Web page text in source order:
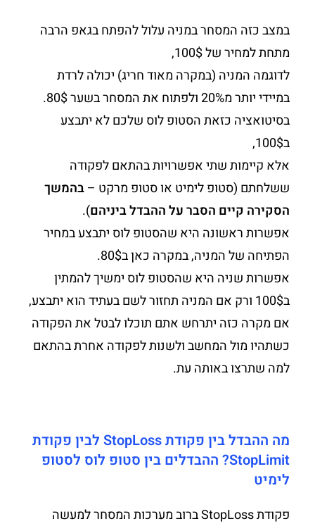
במצב כזה המסחר במניה עלול להפתח בגאפ הרבה
מתחת למחיר של 100$,
לדוגמה המניה (במקרה מאוד חריג) יכולה לרדת
במיידי יותר מ20% ולפתוח את המסחר בשער 80$.
בסיטואציה כזאת הסטופ לוס שלכם לא יתבצע
ב100$,
אלא קיימות שתי אפשרויות בהתאם לפקודה
ששלחתם (סטופ לימיט או סטופ מרקט –בהמשך
הסקירה קיים הסבר על ההבדל ביניהם).
אפשרות ראשונה היא שהסטופ לוס יתבצע במחיר
הפתיחה של המניה, במקרה כאן ב80$.
אפשרות שניה היא שהסטופ לוס ימשיך להמתין
ב100$ ורק אם המניה תחזור לשם בעתיד הוא יתבצע,
אם מקרה כזה יתרחש אתם תוכלו לבטל את הפקודה
כשתהיו מול המחשב ולשנות לפקודה אחרת בהתאם
למה שתרצו באותה עת.
מה ההבדל בין פקודת StopLoss לבין פקודת
StopLimit? ההבדלים בין סטופ לוס לסטופ
לימיט
פקודת StopLoss ברוב מערכות המסחר למעשה